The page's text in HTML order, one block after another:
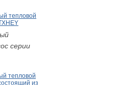
серии
хорошие перспективы —
сократить время подбора
за счет
сети
у клиентов появится
систем «под ключ»,